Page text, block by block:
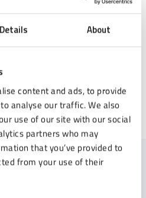
Details About
content and ads, to provide
analyse our traffic. We also
use of our site with our social
partners who may
that you’ve provided to
from your use of their